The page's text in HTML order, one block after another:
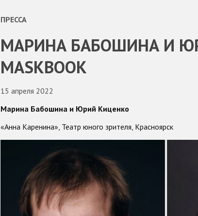
ПРЕССА
МАРИНА БАБОШИНА И
MASKBOOK
15 апреля 2022
Марина Бабошина и Юрий Киценко
«Анна Каренина», Театр юного зрителя, Красноярск